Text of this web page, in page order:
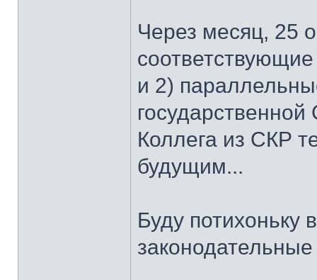
Через месяц, 25
и 2)
Коллега из СКР
будущим...
Буду